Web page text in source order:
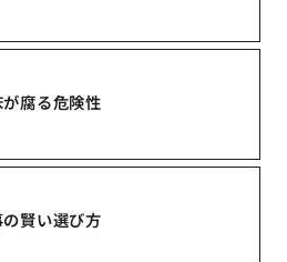
腐る危険性
賢い選び方